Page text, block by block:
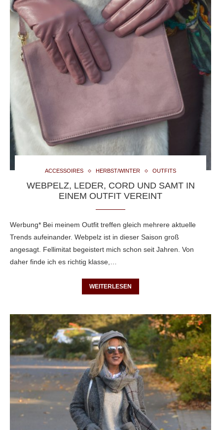
ACCESSOIRES HERBST/WINTER OUTFITS
WEBPELZ, LEDER, CORD UND SAMT IN
EINEM OUTFIT VEREINT
Werbung* Bei meinem Outfit treffen gleich mehrere aktuelle
Trends aufeinander. Webpelz ist in dieser Saison groß
angesagt. Fellimitat begeistert mich schon seit Jahren. Von
daher finde ich es richtig klasse,…
WEITERLESEN